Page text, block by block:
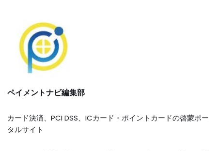
ペイメントナビ編集部
カード決済、PCI DSS、ICカード・ポイントカードの啓蒙ポー
タルサイト